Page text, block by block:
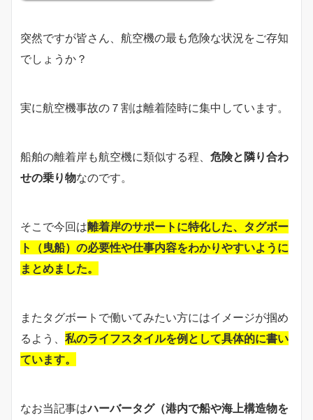
突然ですが皆さん、航空機の最も危険な状況をご存知
でしょうか？
実に航空機事故の７割は離着陸時に集中しています。
船舶の離着岸も航空機に類似する程、 危険と隣り合わ
せの乗り物なのです。
そこで今回は離着岸のサポートに特化した、タグボー
ト（曳船）の必要性や仕事内容をわかりやすいように
まとめました。
またタグボートで働いてみたい方にはイメージが掴め
るよう、 私のライフスタイルを例として具体的に書い
ています。
なお当記事はハーバータグ（港内で船や海上構造物を